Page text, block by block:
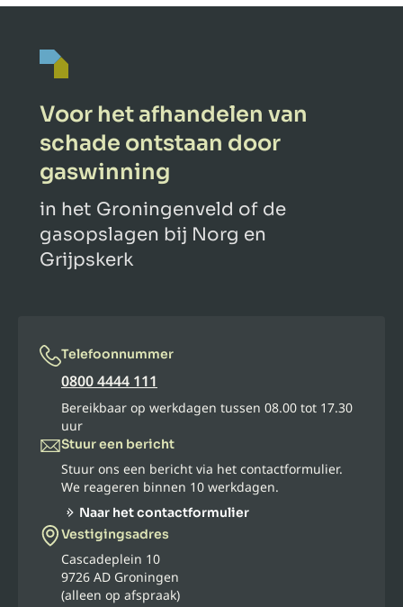
Voor het afhandelen van
schade ontstaan door
gaswinning
in het Groningenveld of de
gasopslagen bij Norg en
Grijpskerk
Telefoonnummer
0800 4444 111
Bereikbaar op werkdagen tussen 08.00 tot 17.30
uur
Stuur een bericht
Stuur ons een bericht via het contactformulier.
We reageren binnen 10 werkdagen.
Naar het contactformulier
Vestigingsadres
Cascadeplein 10
9726 AD Groningen
(alleen op afspraak)